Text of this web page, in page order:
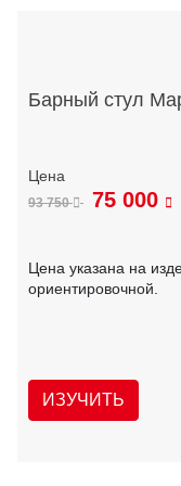
Барный стул
93 750 75 000
Цена указана на
ориентировочной.
ИЗУЧИТЬ